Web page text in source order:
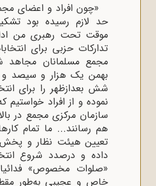
«چون افراد و اعضای
حد لازم رسیده بود
موقت تحت رهبری من
تدارکات حزبی برای
بهمن یک هزار و
شش بعدازظهر را برای
نموده و از افراد
سازمان مرکزی مجمع در
هم رسانند... ما تمام
تعیین هیئت نظار و پخش
داده و درصدد شروع
«صلوات مخصوص»
خاص و عجیبی به‌طور